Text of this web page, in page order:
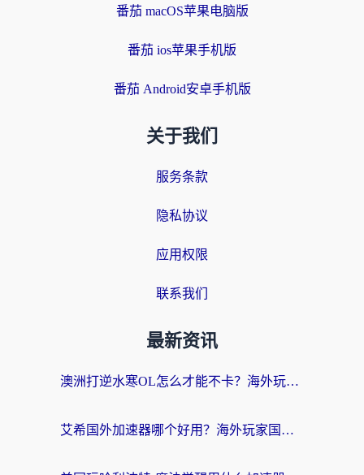
番茄 macOS苹果电脑版
番茄 ios苹果手机版
番茄 Android安卓手机版
关于我们
服务条款
隐私协议
应用权限
联系我们
最新资讯
澳洲打逆水寒OL怎么才能不卡？海外玩家国服游戏加速终极指南（附梦幻模拟战地铁跑酷解决办法）
艾希国外加速器哪个好用？海外玩家国服游戏畅玩终极指南（附欧洲玩鸣潮街头篮球实测）